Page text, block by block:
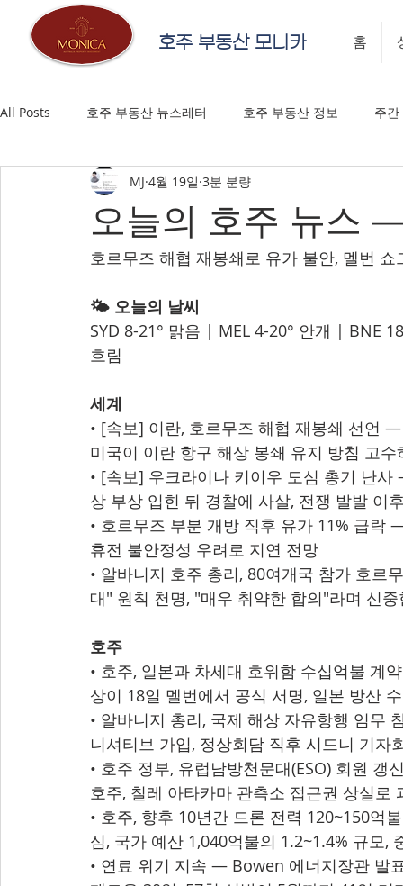
호주 부동산 모니카 홈
All Posts 호주 부동산 뉴스레터 호주 부동산 정보 주
오늘의 호주 뉴스
MJ 4월 19일 3분 분량
호르무즈 해협 재봉쇄로 유가 불안, 멜번
🌤️ 오늘의 날씨
SYD 8-21° 맑음 | MEL 4-20° 안개 | BNE
흐림
세계
• [속보] 이란, 호르무즈 해협 재봉쇄 선언
미국이 이란 항구 해상 봉쇄 유지 방침 고
• [속보] 우크라이나 키이우 도심 총기 난
상 부상 입힌 뒤 경찰에 사살, 전쟁 발발 이
• 호르무즈 부분 개방 직후 유가 11% 급락
휴전 불안정성 우려로 지연 전망
• 알바니지 호주 총리, 80여개국 참가 호르
대" 원칙 천명, "매우 취약한 합의"라며 신
호주
• 호주, 일본과 차세대 호위함 수십억불 계
상이 18일 멜번에서 공식 서명, 일본 방산
• 알바니지 총리, 국제 해상 자유항행 임무
니셔티브 가입, 정상회담 직후 시드니 기자
• 호주 정부, 유럽남방천문대(ESO) 회원
호주, 칠레 아타카마 관측소 접근권 상실로
• 호주, 향후 10년간 드론 전력 120~150억
심, 국가 예산 1,040억불의 1.2~1.4% 규모,
• 연료 위기 지속 — Bowen 에너지장관 발